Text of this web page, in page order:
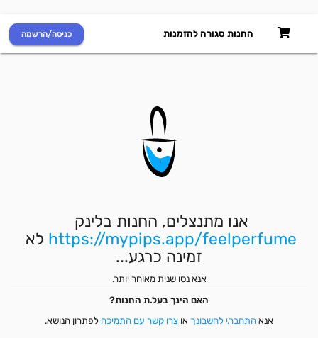
החנות סגורה להזמנות כניסה/הרשמה
אנו מתנצלים, החנות בלינק
https://mypips.app/feelperfume
זמינה כרגע...
אנא נסו שנית מאוחר יותר.
האם הינך בעל.ת החנות?
אנא התחבר.י לחשבונך או צרו קשר עם התמיכה לפתרון הנושא.